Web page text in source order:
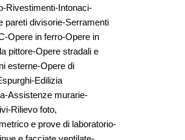
Rivestimenti-Intonaci-
pareti divisorie-Serramenti
Opere in ferro-Opere in
pittore-Opere stradali e
esterne-Opere di
Edilizia
Assistenze murarie-
Rilievo foto,
e prove di laboratorio-